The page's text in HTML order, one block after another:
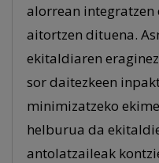
alorrean
aitortzen dituena.
ekitaldiaren
sor daitezkeen
minimizatzeko
helburua da
antolatzaileak